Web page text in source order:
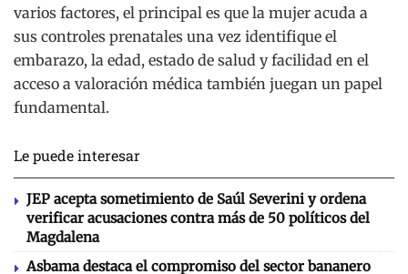
varios factores, el principal es que la mujer acuda a
sus controles prenatales una vez identifique el
embarazo, la edad, estado de salud y facilidad en el
acceso a valoración médica también juegan un papel
fundamental.
Le puede interesar
JEP acepta sometimiento de Saúl Severini y ordena
verificar acusaciones contra más de 50 políticos del
Magdalena
Asbama destaca el compromiso del sector bananero